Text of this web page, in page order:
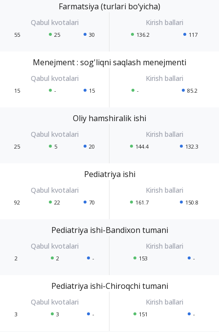
Farmatsiya (turlari bo‘yicha)
55 25 30 136.2 117
Menejment : sog'liqni saqlash menejmenti
15 - 15 - 85.2
Oliy hamshiralik ishi
25 5 20 144.4 132.3
Pediatriya ishi
92 22 70 161.7 150.8
Pediatriya ishi-Bandixon tumani
2 2 - 153 -
Pediatriya ishi-Chiroqchi tumani
3 3 - 151 -